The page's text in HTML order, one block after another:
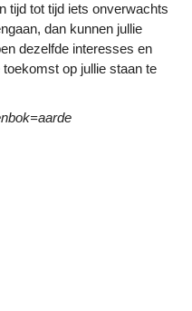
tijd tot tijd iets onverwachts
dan kunnen jullie
dezelfde interesses en
op jullie staan te